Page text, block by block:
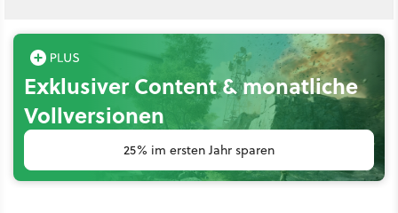
Exklusiver Content & monatliche
Vollversionen
25% im ersten Jahr sparen